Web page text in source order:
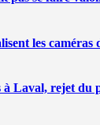
les
à Laval, rejet du